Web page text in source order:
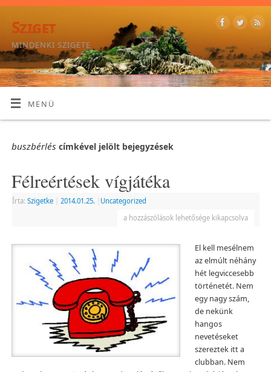
Sziget
MINDENKI SZIGETE
MENÜ
buszbérlés címkével jelölt bejegyzések
Félreértések vígjátéka
Írta: Szigetke 2014.01.25.
Uncategorized
a hozzászólások lehetősége kikapcsolva
El kell mesélnem
az elmúlt néhány
hét legviccesebb
történetét. Nem
egy nagy szám,
de nekünk
hangos
nevetéseket
szereztek itt a
clubban. Nem